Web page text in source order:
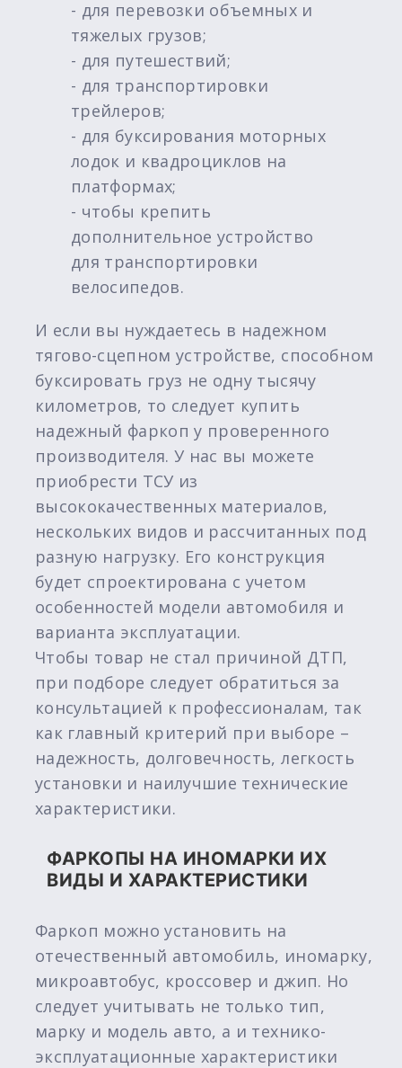
- для перевозки объемных и
тяжелых грузов;
- для путешествий;
- для транспортировки
трейлеров;
- для буксирования моторных
лодок и квадроциклов на
платформах;
- чтобы крепить
дополнительное устройство
для транспортировки
велосипедов.
И если вы нуждаетесь в надежном
тягово-сцепном устройстве, способном
буксировать груз не одну тысячу
километров, то следует купить
надежный фаркоп у проверенного
производителя. У нас вы можете
приобрести ТСУ из
высококачественных материалов,
нескольких видов и рассчитанных под
разную нагрузку. Его конструкция
будет спроектирована с учетом
особенностей модели автомобиля и
варианта эксплуатации.
Чтобы товар не стал причиной ДТП,
при подборе следует обратиться за
консультацией к профессионалам, так
как главный критерий при выборе –
надежность, долговечность, легкость
установки и наилучшие технические
характеристики.
ФАРКОПЫ НА ИНОМАРКИ ИХ
ВИДЫ И ХАРАКТЕРИСТИКИ
Фаркоп можно установить на
отечественный автомобиль, иномарку,
микроавтобус, кроссовер и джип. Но
следует учитывать не только тип,
марку и модель авто, а и технико-
эксплуатационные характеристики